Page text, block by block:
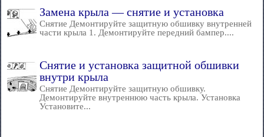
Замена крыла — снятие и установка
Снятие Демонтируйте защитную обшивку внутренней
части крыла 1. Демонтируйте передний бампер....
Снятие и установка защитной обшивки
внутри крыла
Снятие Демонтируйте защитную обшивку.
Демонтируйте внутреннюю часть крыла. Установка
Установите...